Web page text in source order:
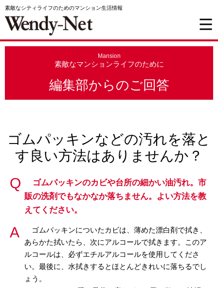
素敵なシティライフのためのマンション生活情報
Mansion
素敵なマンションライフのために
編集部からのご回答
ゴムパッキンなどの汚れを落と
す良い方法はありませんか？
ゴムパッキンのカビや台所の細かい油汚れ。市
販の洗剤でもなかなか落ちません。よい方法を教
えてください。
ゴムパッキンについたカビは、薄めた漂白剤で拭き、
あらかた拭いたら、次にアルコールで拭きます。このア
ルコールは、必ずエチルアルコールを使用してくださ
い。最後に、水拭きするとほとんどきれいに落ちるでし
ょう。